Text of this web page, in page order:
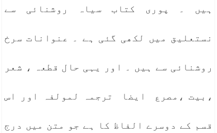
ہیں ۔ پوری کتاب سیاہ روشنائی سے
نستعلیق میں لکھی گئی ہے ۔ عنوانات سرخ
روشنائی سے ہیں ۔ اور یہی حال قطعہ ، شعر
،بیت ،مصرع ایضا ترجمہ لمولفہ اور اس
قسم کے دوسرے الفاظ کا ہے جو متن میں درج